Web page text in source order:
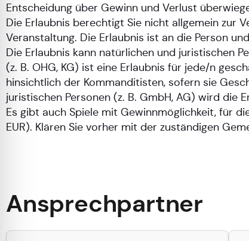
Entscheidung über Gewinn und Verlust
Die Erlaubnis berechtigt Sie nicht allgemein zur
Veranstaltung. Die Erlaubnis ist an die Person
Die Erlaubnis kann natürlichen und juristischen
(z. B. OHG, KG) ist eine Erlaubnis für jede/n
hinsichtlich der Kommanditisten, sofern sie
juristischen Personen (z. B. GmbH, AG) wird die
Es gibt auch Spiele mit Gewinnmöglichkeit, für
EUR). Klären Sie vorher mit der zuständigen
Ansprechpartner